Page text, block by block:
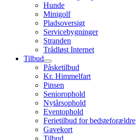
Hunde
Minigolf
Pladsoversigt
Servicebygninger
Stranden
Trådløst Internet
Tilbud
Påsketilbud
Kr. Himmelfart
Pinsen
Seniorophold
Nytårsophold
Eventophold
Ferietilbud for bedsteforældre
Gavekort
Tilbud